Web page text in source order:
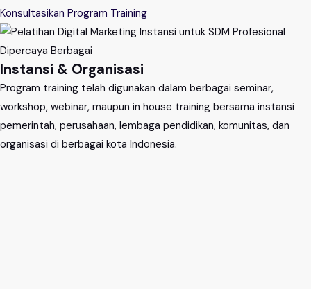
Konsultasikan Program Training
Dipercaya Berbagai
Instansi & Organisasi
Program training telah digunakan dalam berbagai seminar,
workshop, webinar, maupun in house training bersama instansi
pemerintah, perusahaan, lembaga pendidikan, komunitas, dan
organisasi di berbagai kota Indonesia.